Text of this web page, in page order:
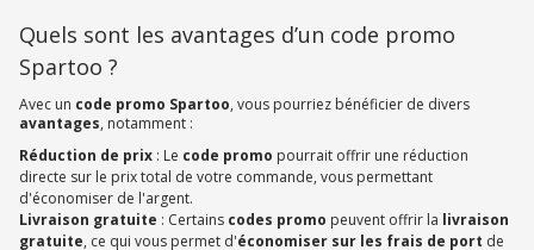
Quels sont les avantages d’un code promo
Spartoo ?
Avec un code promo Spartoo, vous pourriez bénéficier de divers
avantages, notamment :
Réduction de prix : Le code promo pourrait offrir une réduction
directe sur le prix total de votre commande, vous permettant
d'économiser de l'argent.
Livraison gratuite : Certains codes promo peuvent offrir la livraison
gratuite, ce qui vous permet d'économiser sur les frais de port de